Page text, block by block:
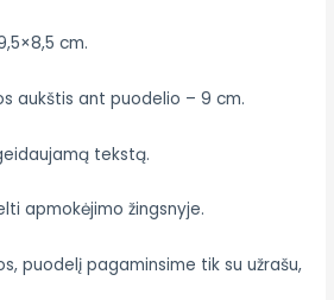
cm.
aukštis ant puodelio – 9 cm.
tekstą.
apmokėjimo žingsnyje.
puodelį pagaminsime tik su užrašu,